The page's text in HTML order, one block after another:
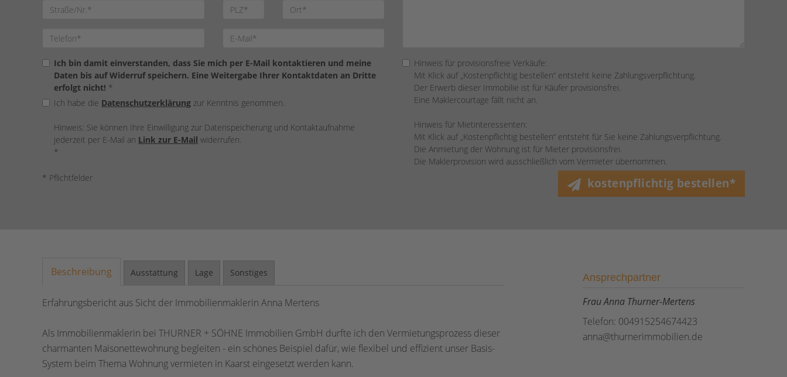
Ich bin damit einverstanden, dass Sie mich per E-Mail kontaktieren und meine
Daten bis auf Widerruf speichern. Eine Weitergabe Ihrer Kontaktdaten an Dritte
erfolgt nicht! *
Ich habe die Datenschutzerklärung zur Kenntnis genommen.
Hinweis: Sie können Ihre Einwilligung zur Datenspeicherung und Kontaktaufnahme
jederzeit per E-Mail an Link zur E-Mail widerrufen.
*
Hinweis für provisionsfreie Verkäufe:
Mit Klick auf „Kostenpflichtig bestellen“ entsteht keine Zahlungsverpflichtung.
Der Erwerb dieser Immobilie ist für Käufer provisionsfrei.
Eine Maklercourtage fällt nicht an.
Hinweis für Mietinteressenten:
Mit Klick auf „Kostenpflichtig bestellen“ entsteht für Sie keine Zahlungsverpflichtung.
Die Anmietung der Wohnung ist für Mieter provisionsfrei.
Die Maklerprovision wird ausschließlich vom Vermieter übernommen.
* Pflichtfelder
kostenpflichtig bestellen*
Beschreibung Ausstattung Lage Sonstiges
Erfahrungsbericht aus Sicht der Immobilienmaklerin Anna Mertens
Als Immobilienmaklerin bei THURNER + SÖHNE Immobilien GmbH durfte ich den Vermietungsprozess dieser
charmanten Maisonettewohnung begleiten - ein schönes Beispiel dafür, wie flexibel und effizient unser Basis-
System beim Thema Wohnung vermieten in Kaarst eingesetzt werden kann.
Ansprechpartner
Frau Anna Thurner-Mertens
Telefon: 004915254674423
anna@thurnerimmobilien.de